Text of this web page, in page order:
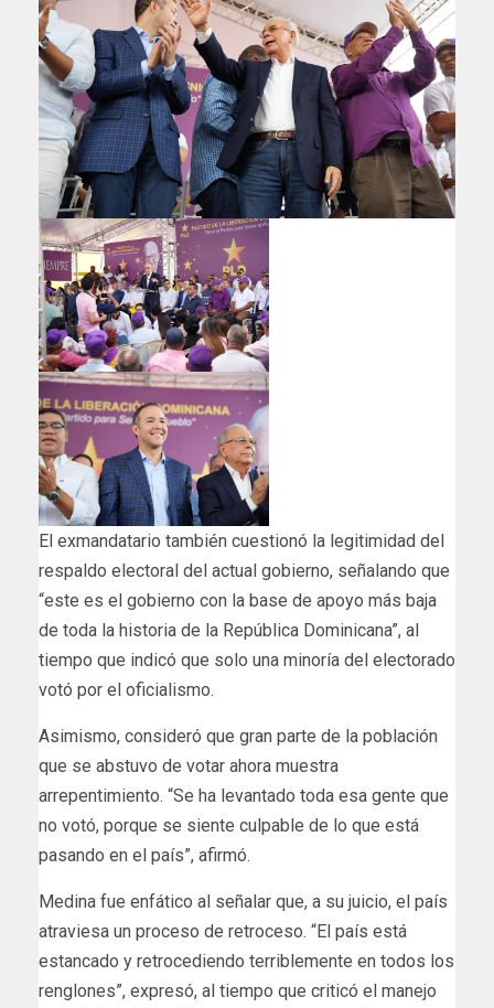
El exmandatario también cuestionó la legitimidad del
respaldo electoral del actual gobierno, señalando que
“este es el gobierno con la base de apoyo más baja
de toda la historia de la República Dominicana”, al
tiempo que indicó que solo una minoría del electorado
votó por el oficialismo.
Asimismo, consideró que gran parte de la población
que se abstuvo de votar ahora muestra
arrepentimiento. “Se ha levantado toda esa gente que
no votó, porque se siente culpable de lo que está
pasando en el país”, afirmó.
Medina fue enfático al señalar que, a su juicio, el país
atraviesa un proceso de retroceso. “El país está
estancado y retrocediendo terriblemente en todos los
renglones”, expresó, al tiempo que criticó el manejo